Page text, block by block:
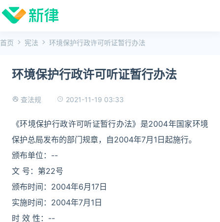
首页 宪法 环境保护行政许可听证暂行办法
环境保护行政许可听证暂行办法
查法规 2021-11-19 03:33
《环境保护行政许可听证暂行办法》是2004年国家环境
保护总局发布的部门规章，自2004年7月1日起施行。
颁布单位：--
文 号：第22号
颁布时间：2004年6月17日
实施时间：2004年7月1日
时 效 性：--